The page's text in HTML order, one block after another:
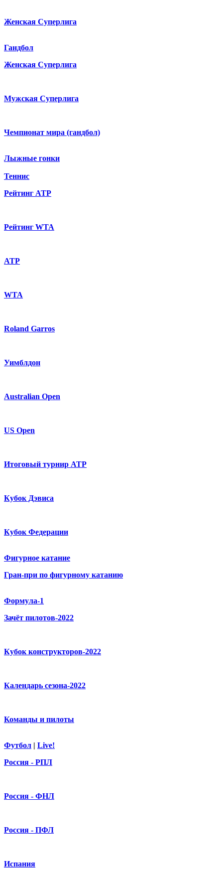
Женская Суперлига
Гандбол
Женская Суперлига
Мужская Суперлига
Чемпионат мира (гандбол)
Лыжные гонки
Теннис
Рейтинг ATP
Рейтинг WTA
ATP
WTA
Roland Garros
Уимблдон
Australian Open
US Open
Итоговый турнир ATP
Кубок Дэвиса
Кубок Федерации
Фигурное катание
Гран-при по фигурному катанию
Формула-1
Зачёт пилотов-2022
Кубок конструкторов-2022
Календарь сезона-2022
Команды и пилоты
Футбол | Live!
Россия - РПЛ
Россия - ФНЛ
Россия - ПФЛ
Испания